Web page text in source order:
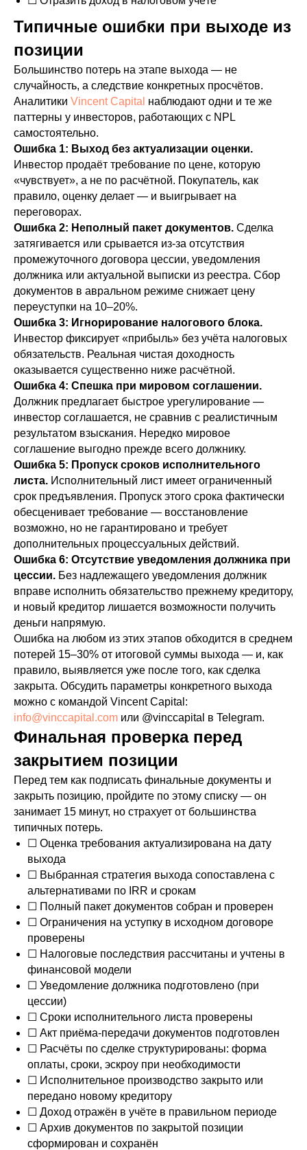
Типичные ошибки при выходе из
позиции
Большинство потерь на этапе выхода — не
случайность, а следствие конкретных просчётов.
Аналитики Vincent Capital наблюдают одни и те же
паттерны у инвесторов, работающих с NPL
самостоятельно.
Ошибка 1: Выход без актуализации оценки.
Инвестор продаёт требование по цене, которую
«чувствует», а не по расчётной. Покупатель, как
правило, оценку делает — и выигрывает на
переговорах.
Ошибка 2: Неполный пакет документов. Сделка
затягивается или срывается из-за отсутствия
промежуточного договора цессии, уведомления
должника или актуальной выписки из реестра. Сбор
документов в авральном режиме снижает цену
переуступки на 10–20%.
Ошибка 3: Игнорирование налогового блока.
Инвестор фиксирует «прибыль» без учёта налоговых
обязательств. Реальная чистая доходность
оказывается существенно ниже расчётной.
Ошибка 4: Спешка при мировом соглашении.
Должник предлагает быстрое урегулирование —
инвестор соглашается, не сравнив с реалистичным
результатом взыскания. Нередко мировое
соглашение выгодно прежде всего должнику.
Ошибка 5: Пропуск сроков исполнительного
листа. Исполнительный лист имеет ограниченный
срок предъявления. Пропуск этого срока фактически
обесценивает требование — восстановление
возможно, но не гарантировано и требует
дополнительных процессуальных действий.
Ошибка 6: Отсутствие уведомления должника при
цессии. Без надлежащего уведомления должник
вправе исполнить обязательство прежнему кредитору,
и новый кредитор лишается возможности получить
деньги напрямую.
Ошибка на любом из этих этапов обходится в среднем
потерей 15–30% от итоговой суммы выхода — и, как
правило, выявляется уже после того, как сделка
закрыта. Обсудить параметры конкретного выхода
можно с командой Vincent Capital:
info@vinccapital.com или @vinccapital в Telegram.
Финальная проверка перед
закрытием позиции
Перед тем как подписать финальные документы и
закрыть позицию, пройдите по этому списку — он
занимает 15 минут, но страхует от большинства
типичных потерь.
☐ Оценка требования актуализирована на дату
выхода
☐ Выбранная стратегия выхода сопоставлена с
альтернативами по IRR и срокам
☐ Полный пакет документов собран и проверен
☐ Ограничения на уступку в исходном договоре
проверены
☐ Налоговые последствия рассчитаны и учтены в
финансовой модели
☐ Уведомление должника подготовлено (при
цессии)
☐ Сроки исполнительного листа проверены
☐ Акт приёма-передачи документов подготовлен
☐ Расчёты по сделке структурированы: форма
оплаты, сроки, эскроу при необходимости
☐ Исполнительное производство закрыто или
передано новому кредитору
☐ Доход отражён в учёте в правильном периоде
☐ Архив документов по закрытой позиции
сформирован и сохранён